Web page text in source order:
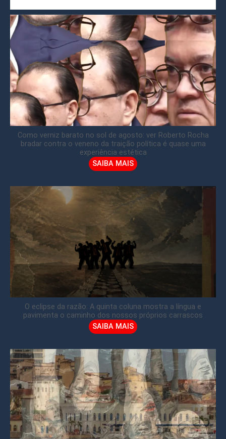
Como verniz barato no sol de agosto: ver Roberto Rocha
bradar contra o veneno da traição política é quase uma
experiência estética
SAIBA MAIS
O eclipse da razão: A quinta coluna mostra a língua e
pavimenta o caminho dos nossos próprios carrascos
SAIBA MAIS